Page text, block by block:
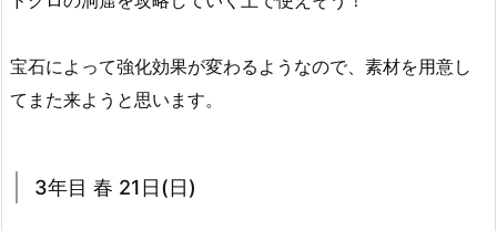
宝石によって強化効果が変わるようなので、素材を用意し
てまた来ようと思います。
3年目 春 21日(日)